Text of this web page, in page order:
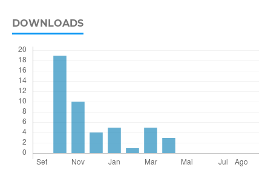
DOWNLOADS